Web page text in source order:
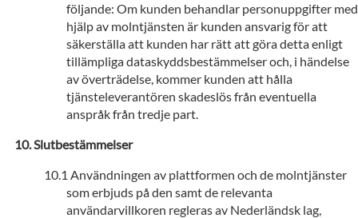
följande: Om kunden behandlar personuppgifter med
hjälp av molntjänsten är kunden ansvarig för att
säkerställa att kunden har rätt att göra detta enligt
tillämpliga dataskyddsbestämmelser och, i händelse
av överträdelse, kommer kunden att hålla
tjänsteleverantören skadeslös från eventuella
anspråk från tredje part.
Slutbestämmelser
Användningen av plattformen och de molntjänster
som erbjuds på den samt de relevanta
användarvillkoren regleras av Nederländsk lag,